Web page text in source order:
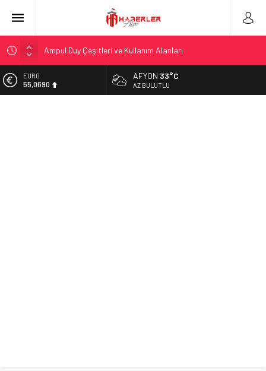
Telegram Grupları Nasıl Bulunur?: Telegram’da Grup Bulma
2026 Ahşap Bahçe Dekorasyonu Trendleri: Doğal ve Modern
EURO
55,0690
AFYON 33°C
AZ BULUTLU